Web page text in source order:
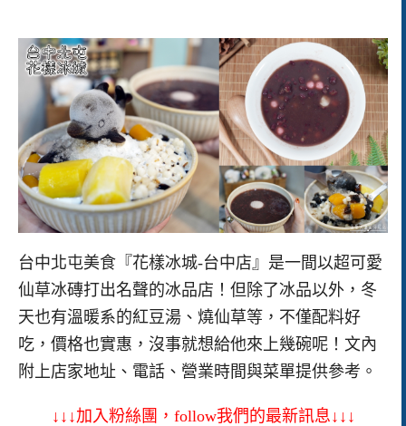
台中北屯美食『花樣冰城-台中店』是一間以超可愛
仙草冰磚打出名聲的冰品店！但除了冰品以外，冬
天也有溫暖系的紅豆湯、燒仙草等，不僅配料好
吃，價格也實惠，沒事就想給他來上幾碗呢！文內
附上店家地址、電話、營業時間與菜單提供參考。
↓↓↓加入粉絲團， follow我們的最新訊息↓↓↓